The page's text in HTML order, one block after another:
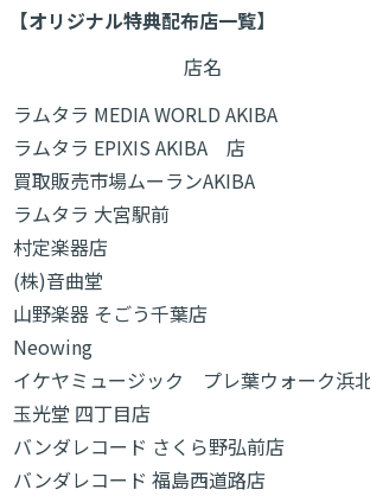
【オリジナル特典配布店一覧】
店名
ラムタラ MEDIA WORLD AKIBA
ラムタラ EPIXIS AKIBA 店
買取販売市場ムーランAKIBA
ラムタラ 大宮駅前
村定楽器店
(株)音曲堂
山野楽器 そごう千葉店
Neowing
イケヤミュージック プレ葉ウォーク浜
玉光堂 四丁目店
バンダレコード さくら野弘前店
バンダレコード 福島西道路店